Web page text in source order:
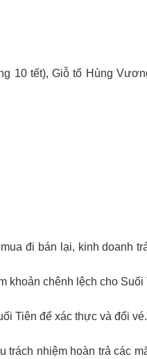
10 tết), Giỗ tổ Hùng
đi bán lại, kinh doanh
khoản chênh lệch cho Suối
Tiên để xác thực và đổi vé.
trách nhiệm hoàn trả các